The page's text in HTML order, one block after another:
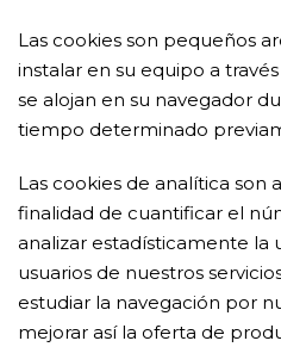
Las cookies son pequeños
instalar en su equipo a
se alojan en su navegador
tiempo determinado
Las cookies de analítica son
finalidad de cuantificar el
analizar estadísticamente la
usuarios de nuestros
estudiar la navegación por
mejorar así la oferta de